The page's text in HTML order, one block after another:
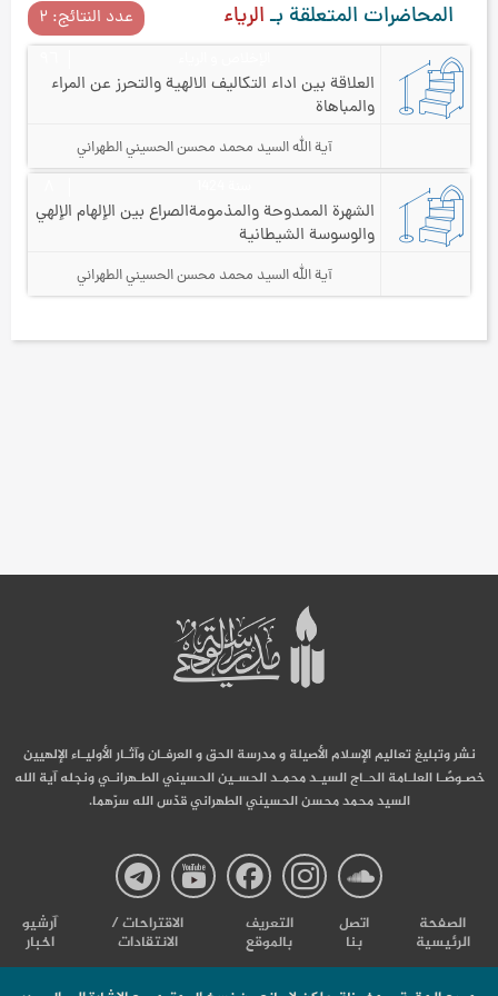
المحاضرات المتعلقة بـالرياء عدد النتائج: ۲
العلاقة بين اداء التكاليف الالهية والتحرز عن المراء
والمباهاة
آية الله السيد محمد محسن الحسيني الطهراني
الشهرة الممدوحة والمذمومةالصراع بين الإلهام الإلهي
والوسوسة الشيطانية
آية الله السيد محمد محسن الحسيني الطهراني
نشر وتبليغ تعاليم الإسلام الأصيلة و مدرسة الحق و العرفـان وآثـار الأوليـاء الإلهيين
خصـوصًـا العلـامة الحـاج السيـد محمـد الحسـين الحسيني الطـهرانـي ونجله آية الله
السيد محمد محسن الحسيني الطهراني قدّس الله سرّهما.
صفحة
صفحة
صفحة
صفحة
الصفحة
الرئيسية
اتصل
بنا
التعریف
بالموقع
الاقتراحات /
الانتقادات
آرشیو
اخبار